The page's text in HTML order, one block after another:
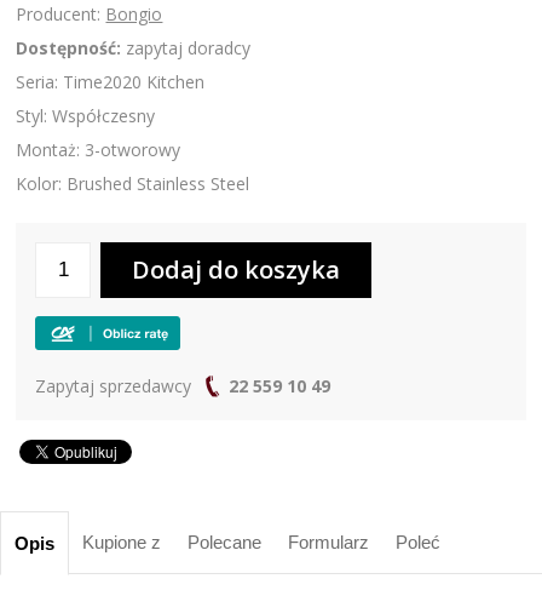
Producent: Bongio
Dostępność: zapytaj doradcy
Seria: Time2020 Kitchen
Styl: Współczesny
Montaż: 3-otworowy
Kolor: Brushed Stainless Steel
Zapytaj sprzedawcy 22 559 10 49
Opis Kupione z Polecane Formularz Poleć